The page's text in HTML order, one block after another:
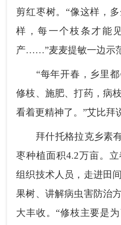
剪红枣树。“像这样，
样，每一个枝条才能
产……”麦麦提敏一边示
“每年开春，乡里都
修枝、施肥、打药，病
看着更精神了。”艾比拜
拜什托格拉克乡素有
枣种植面积4.2万亩。
组织技术人员，走进田
果树、讲解病虫害防治
大丰收。“修枝主要是